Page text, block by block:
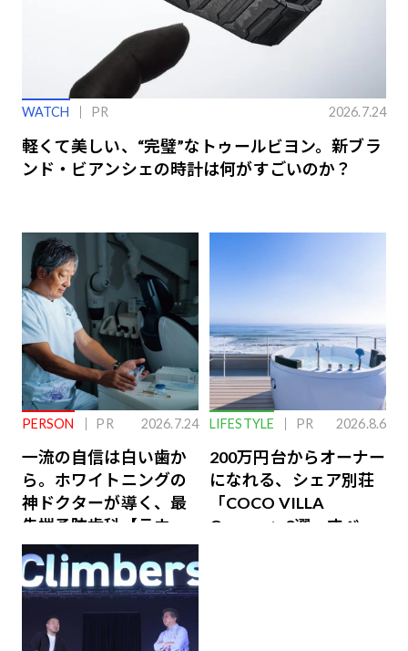
WATCH PR 2026.7.24
軽くて美しい、“完璧”なトゥールビヨン。新ブラ
ンド・ビアンシェの時計は何がすごいのか？
PERSON PR 2026.7.24
一流の自信は白い歯か
ら。ホワイトニングの
神ドクターが導く、最
先端予防歯科【ラウン
ジ会員特典あり】
LIFESTYLE PR 2026.8.6
200万円台からオーナー
になれる、シェア別荘
「COCO VILLA
Owners」3選。すべて